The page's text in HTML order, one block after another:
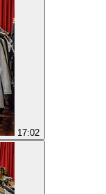
17:02